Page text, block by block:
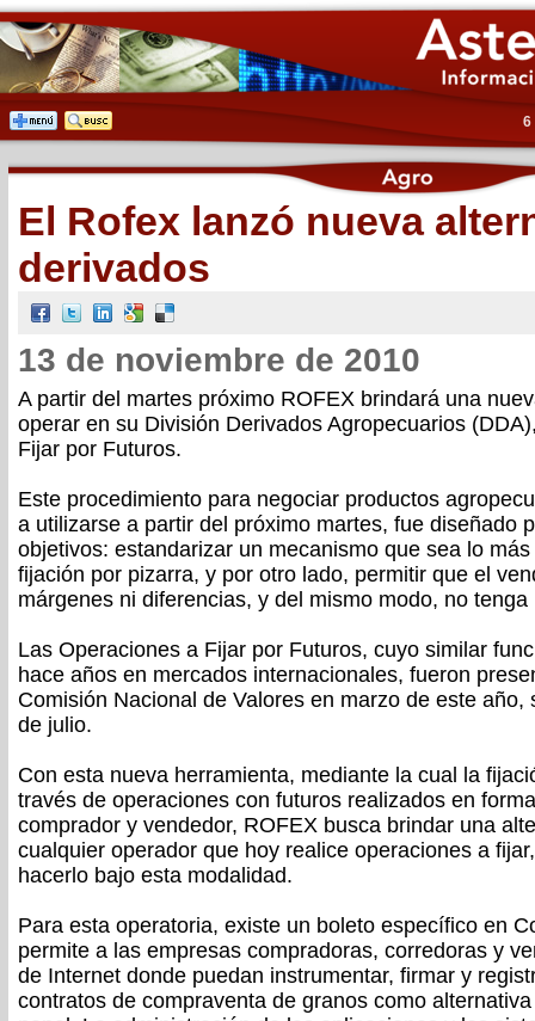
6
El Rofex lanzó nueva
derivados
13 de noviembre de 2010
A partir del martes próximo ROFEX brindará una
operar en su División Derivados Agropecuarios
Fijar por Futuros.
Este procedimiento para negociar productos
a utilizarse a partir del próximo martes, fue diseñado
objetivos: estandarizar un mecanismo que sea lo
fijación por pizarra, y por otro lado, permitir que el
márgenes ni diferencias, y del mismo modo, no
Las Operaciones a Fijar por Futuros, cuyo similar
hace años en mercados internacionales, fueron
Comisión Nacional de Valores en marzo de este año,
de julio.
Con esta nueva herramienta, mediante la cual la
través de operaciones con futuros realizados en
comprador y vendedor, ROFEX busca brindar una
cualquier operador que hoy realice operaciones a
hacerlo bajo esta modalidad.
Para esta operatoria, existe un boleto específico en
permite a las empresas compradoras, corredoras y
de Internet donde puedan instrumentar, firmar y
contratos de compraventa de granos como